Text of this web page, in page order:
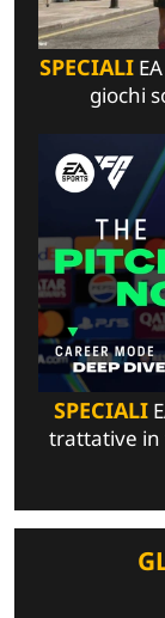
SPECIALI
giochi
SPECIALI
trattative in